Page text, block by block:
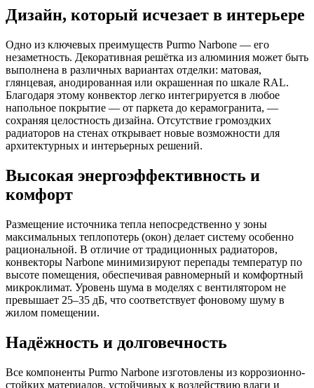
Дизайн, который исчезает в интерьере
Одно из ключевых преимуществ Purmo Narbone — его
незаметность. Декоративная решётка из алюминия может быть
выполнена в различных вариантах отделки: матовая,
глянцевая, анодированная или окрашенная по шкале RAL.
Благодаря этому конвектор легко интегрируется в любое
напольное покрытие — от паркета до керамогранита, —
сохраняя целостность дизайна. Отсутствие громоздких
радиаторов на стенах открывает новые возможности для
архитектурных и интерьерных решений.
Высокая энергоэффективность и
комфорт
Размещение источника тепла непосредственно у зоны
максимальных теплопотерь (окон) делает систему особенно
рациональной. В отличие от традиционных радиаторов,
конвекторы Narbone минимизируют перепады температур по
высоте помещения, обеспечивая равномерный и комфортный
микроклимат. Уровень шума в моделях с вентилятором не
превышает 25–35 дБ, что соответствует фоновому шуму в
жилом помещении.
Надёжность и долговечность
Все компоненты Purmo Narbone изготовлены из коррозионно-
стойких материалов, устойчивых к воздействию влаги и